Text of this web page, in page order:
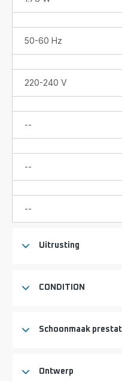
50-60 Hz
220-240 V
--
beschikbaar
--
beschikbaar
--
beschikbaar
Uitrusting
CONDITION
Schoonmaak
Ontwerp